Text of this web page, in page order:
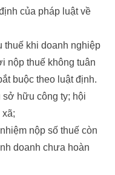
của pháp luật về
thuế khi doanh nghiệp
nộp thuế không tuân
buộc theo luật định.
sở hữu công ty; hội
nộp số thuế còn
doanh chưa hoàn